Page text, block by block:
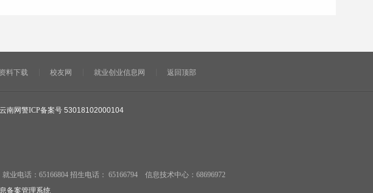
资料下载 校友网 就业创业信息网 返回顶部
云南网警ICP备案号 53018102000104
电话：65166804 招生电话： 65166794 信息技术中心：68696972
备案管理系统